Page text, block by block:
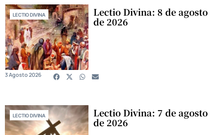
LECTIO DIVINA Lectio Divina: 8 de agosto
de 2026
3 Agosto 2026
LECTIO DIVINA Lectio Divina: 7 de agosto
de 2026